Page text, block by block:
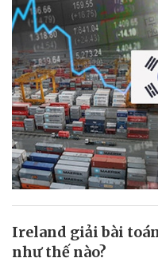
Ireland giải bài
như thế nào?